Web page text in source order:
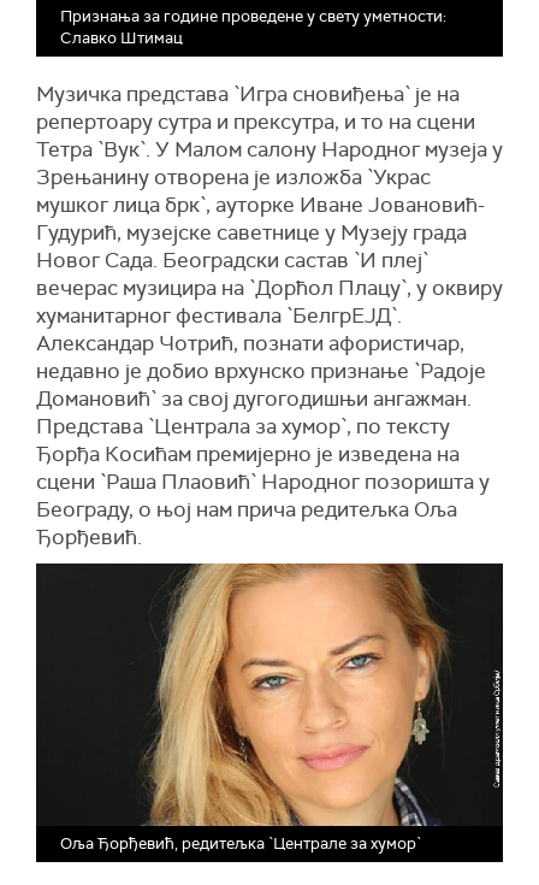
Признања за године проведене у свету уметности:
Славко Штимац
Музичка представа `Игра сновиђења` је на
репертоару сутра и прексутра, и то на сцени
Тетра `Вук`. У Малом салону Народног музеја у
Зрењанину отворена је изложба `Украс
мушког лица брк`, ауторке Иване Јовановић-
Гудурић, музејске саветнице у Музеју града
Новог Сада. Београдски састав `И плеј`
вечерас музицира на `Дорћол Плацу`, у оквиру
хуманитарног фестивала `БелгрЕЈД`.
Александар Чотрић, познати афористичар,
недавно је добио врхунско признање `Радоје
Домановић` за свој дугогодишњи ангажман.
Представа `Централа за хумор`, по тексту
Ђорђа Косићам премијерно је изведена на
сцени `Раша Плаовић` Народног позоришта у
Београду, о њој нам прича редитељка Оља
Ђорђевић.
Оља Ђорђевић, редитељка `Централе за хумор`